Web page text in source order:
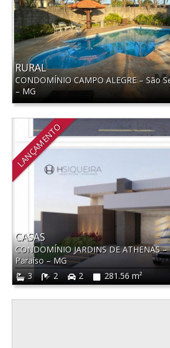
RURAL
CONDOMÍNIO CAMPO ALEGRE –São
– MG
LANÇAMENTO
CASAS
CONDOMÍNIO JARDINS DE ATHENAS–
Paraíso – MG
3
2 2 281.56 m²